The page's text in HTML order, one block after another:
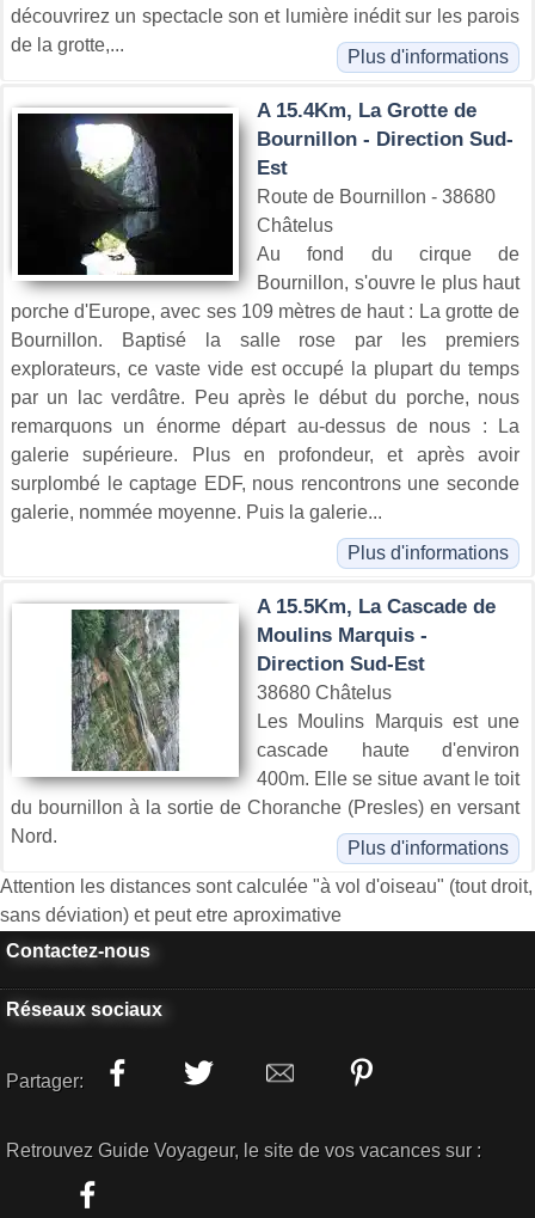
découvrirez un spectacle son et lumière inédit sur les parois
de la grotte,...
Plus d'informations
A 15.4Km, La Grotte de
Bournillon - Direction Sud-
Est
Route de Bournillon - 38680
Châtelus
Au fond du cirque de
Bournillon, s'ouvre le plus haut
porche d'Europe, avec ses 109 mètres de haut : La grotte de
Bournillon. Baptisé la salle rose par les premiers
explorateurs, ce vaste vide est occupé la plupart du temps
par un lac verdâtre. Peu après le début du porche, nous
remarquons un énorme départ au-dessus de nous : La
galerie supérieure. Plus en profondeur, et après avoir
surplombé le captage EDF, nous rencontrons une seconde
galerie, nommée moyenne. Puis la galerie...
Plus d'informations
A 15.5Km, La Cascade de
Moulins Marquis -
Direction Sud-Est
38680 Châtelus
Les Moulins Marquis est une
cascade haute d'environ
400m. Elle se situe avant le toit
du bournillon à la sortie de Choranche (Presles) en versant
Nord.
Plus d'informations
Attention les distances sont calculée "à vol d'oiseau" (tout droit,
sans déviation) et peut etre aproximative
Contactez-nous
Réseaux sociaux
Partager:
Retrouvez Guide Voyageur, le site de vos vacances sur :